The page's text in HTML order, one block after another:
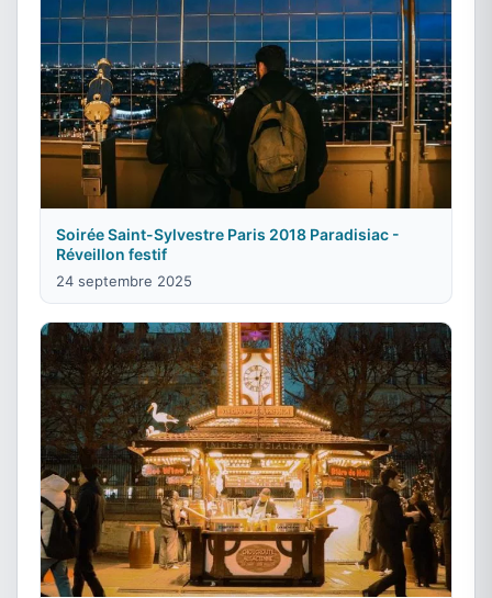
Soirée Saint-Sylvestre Paris 2018 Paradisiac -
Réveillon festif
24 septembre 2025